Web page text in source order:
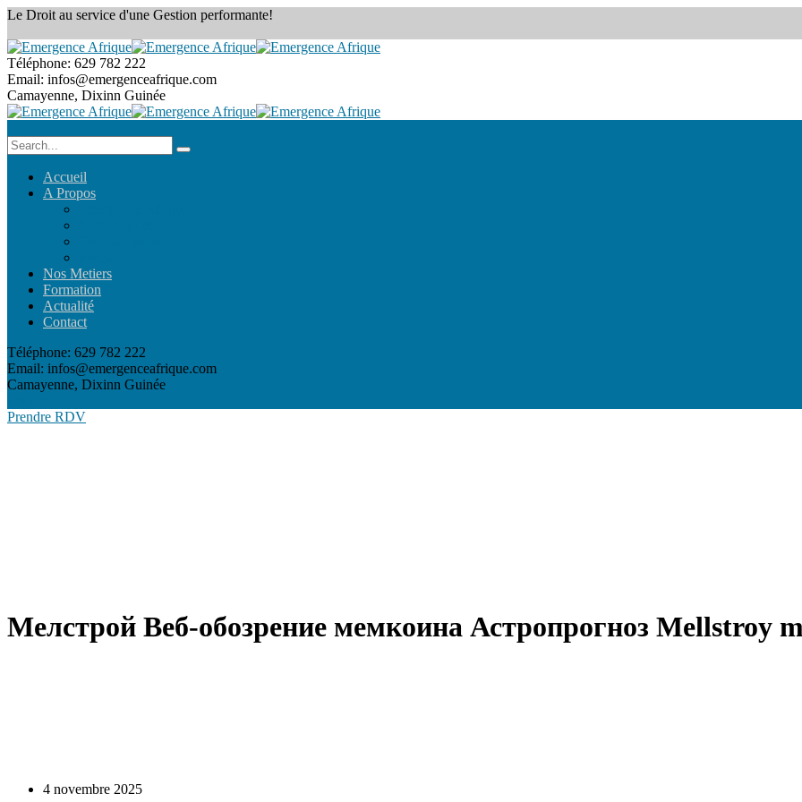
Le Droit au service d'une Gestion performante!
Téléphone: 629 782 222
Email: infos@emergenceafrique.com
Camayenne, Dixinn Guinée
Accueil
A Propos
Nos Metiers
Formation
Actualité
Contact
Téléphone: 629 782 222
Email: infos@emergenceafrique.com
Camayenne, Dixinn Guinée
Prendre RDV
Мелстрой Веб-обозрение мемкоина Астропрогноз Mellstroy
4 novembre 2025